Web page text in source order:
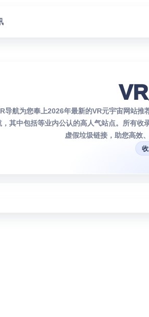
导航为您奉上2026年最新的VR元宇宙网站
，其中包括等业内公认的高人气站点。所有收
虚假垃圾链接，助您高效